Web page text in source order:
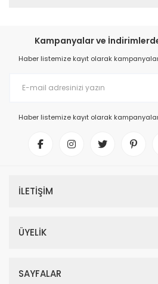
Kampanyalar ve
Haber listemize kayıt olarak
Haber listemize kayıt olarak
İLETİŞİM
ÜYELİK
SAYFALAR